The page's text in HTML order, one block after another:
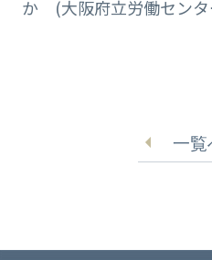
か (大阪府立労働セン
一